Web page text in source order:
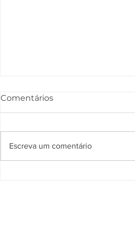
Comentários
Escreva um comentário